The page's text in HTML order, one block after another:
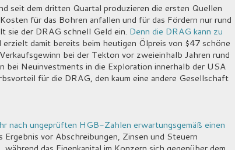
seit dem dritten Quartal produzieren die ersten Quellen
für das Bohren anfallen und für das Fördern nur rund
sie der DRAG schnell Geld ein. Denn die DRAG kann zu
erzielt damit bereits beim heutigen Ölpreis von $47 schöne
bei der Tekton vor zweieinhalb Jahren rund
bei Neuinvestments in die Exploration innerhalb der USA
für die DRAG, den kaum eine andere Gesellschaft
nach ungeprüften HGB-Zahlen erwartungsgemäß einen
Ergebnis vor Abschreibungen, Zinsen und Steuern